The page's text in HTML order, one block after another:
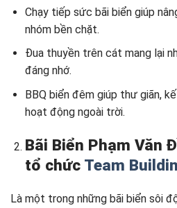
Chạy tiếp sức bãi biển giúp
nhóm bền chặt.
Đua thuyền trên cát mang lại
đáng nhớ.
BBQ biển đêm giúp thư giãn,
hoạt động ngoài trời.
Bãi Biển Phạm Văn
tổ chức Team
Là một trong những bãi biển sôi